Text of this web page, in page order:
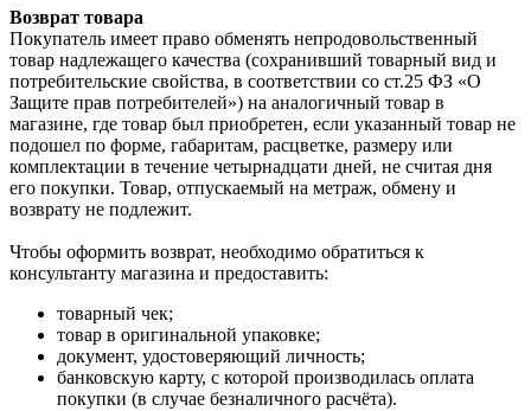
Возврат товара
Покупатель имеет право обменять непродовольственный
товар надлежащего качества (сохранивший товарный вид и
потребительские свойства, в соответствии со ст.25 ФЗ «О
Защите прав потребителей») на аналогичный товар в
магазине, где товар был приобретен, если указанный товар не
подошел по форме, габаритам, расцветке, размеру или
комплектации в течение четырнадцати дней, не считая дня
его покупки. Товар, отпускаемый на метраж, обмену и
возврату не подлежит.
Чтобы оформить возврат, необходимо обратиться к
консультанту магазина и предоставить:
товарный чек;
товар в оригинальной упаковке;
документ, удостоверяющий личность;
банковскую карту, с которой производилась оплата
покупки (в случае безналичного расчёта).